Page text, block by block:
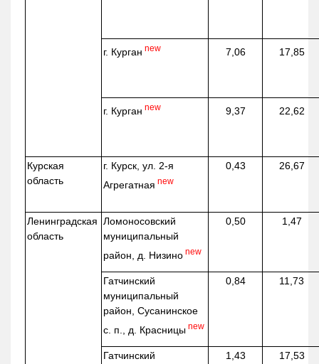
г. Курган new 7,06 17,85
г. Курган new 9,37 22,62
Курская
область
г. Курск, ул. 2-я
Агрегатная new
0,43 26,67
Ленинградская
область
Ломоносовский
муниципальный
район, д. Низино new
0,50 1,47
Гатчинский
муниципальный
район, Сусанинское
с. п., д. Красницы new
0,84 11,73
Гатчинский
1,43 17,53